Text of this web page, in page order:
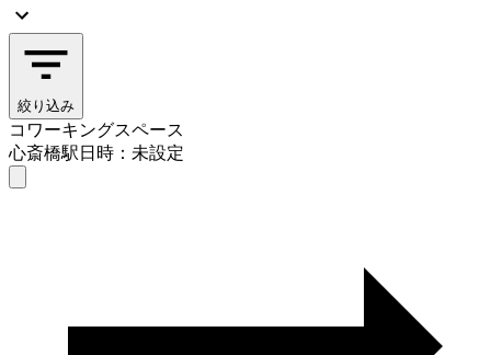
絞り込み
コワーキングスペース
心斎橋駅日時：未設定